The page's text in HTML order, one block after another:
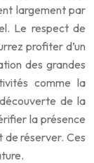
largement par
Le respect de
profiter d’un
des grandes
comme la
de la
la présence
de réserver. Ces